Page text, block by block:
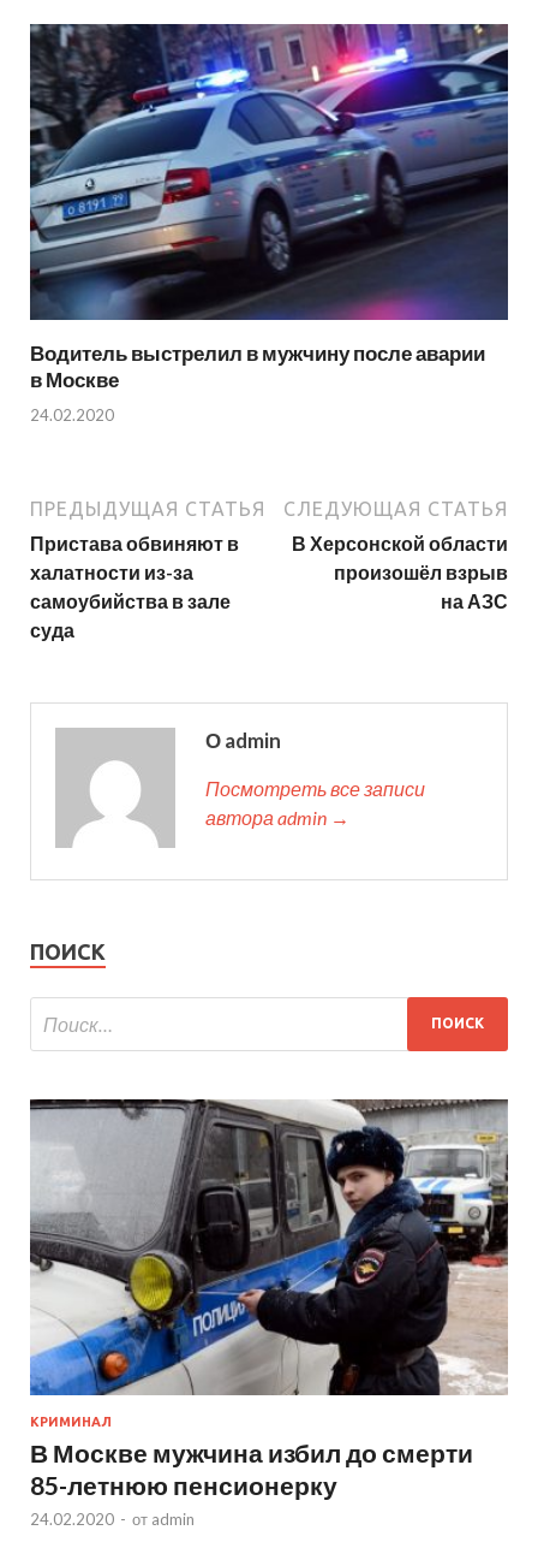
Водитель выстрелил в мужчину после аварии
в Москве
24.02.2020
ПРЕДЫДУЩАЯ СТАТЬЯ
Пристава обвиняют в
халатности из-за
самоубийства в зале
суда
СЛЕДУЮЩАЯ СТАТЬЯ
В Херсонской области
произошёл взрыв
на АЗС
О admin
Посмотреть все записи
автора admin →
ПОИСК
КРИМИНАЛ
В Москве мужчина избил до смерти
85-летнюю пенсионерку
24.02.2020 - от admin